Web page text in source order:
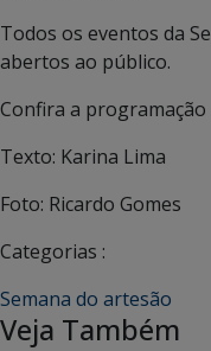
Todos os eventos da
abertos ao público.
Confira a
Texto: Karina Lima
Foto: Ricardo Gomes
Categorias :
Semana do artesão
Veja Também